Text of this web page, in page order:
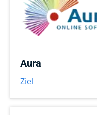
Aura
Ziel